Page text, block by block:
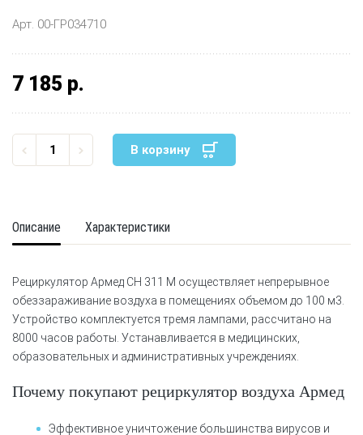
Арт. 00-ГР034710
7 185 р.
В корзину
Описание Характеристики
Рециркулятор Армед СН 311 М осуществляет непрерывное
обеззараживание воздуха в помещениях объемом до 100 м3.
Устройство комплектуется тремя лампами, рассчитано на
8000 часов работы. Устанавливается в медицинских,
образовательных и административных учреждениях.
Почему покупают рециркулятор воздуха Армед
Эффективное уничтожение большинства вирусов и